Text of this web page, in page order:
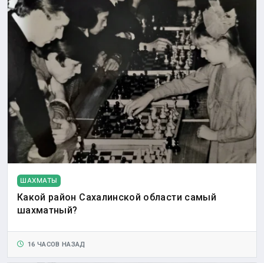
ШАХМАТЫ
Какой район Сахалинской области самый
шахматный?
16 ЧАСОВ НАЗАД